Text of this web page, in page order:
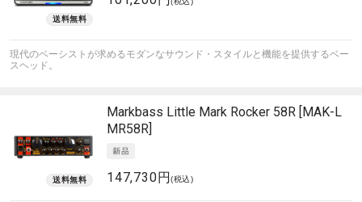
現代のベーシストが求めるモダンなサウンド・スタイルと機能を提供するベー
スヘッド。
Markbass Little Mark Rocker 58R [MAK-L
MR58R]
147,730円(税込)